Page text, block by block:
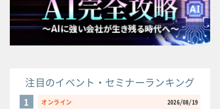
注目のイベント・セミナーランキング
オンライン 2026/08/19
1